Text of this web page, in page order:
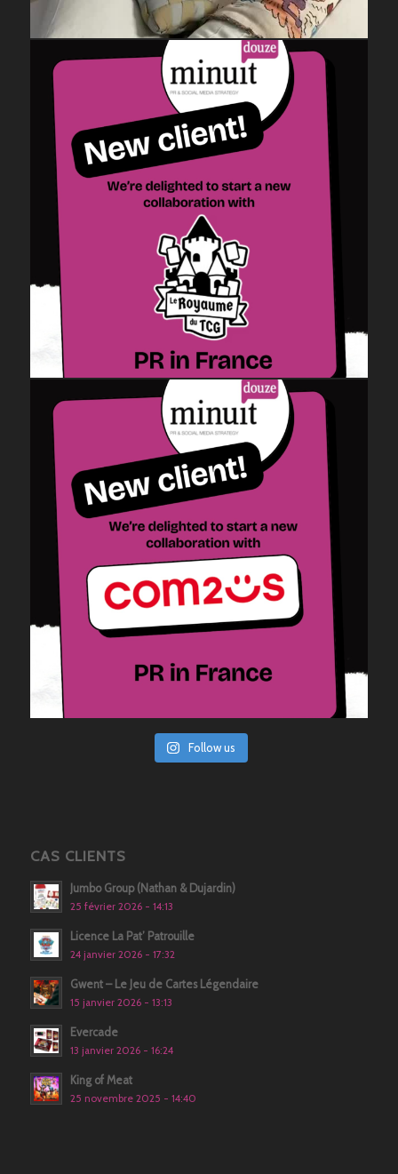
Follow us
CAS CLIENTS
Jumbo Group (Nathan & Dujardin)
25 février 2026 - 14:13
Licence La Pat’ Patrouille
24 janvier 2026 - 17:32
Gwent – Le Jeu de Cartes Légendaire
15 janvier 2026 - 13:13
Evercade
13 janvier 2026 - 16:24
King of Meat
25 novembre 2025 - 14:40